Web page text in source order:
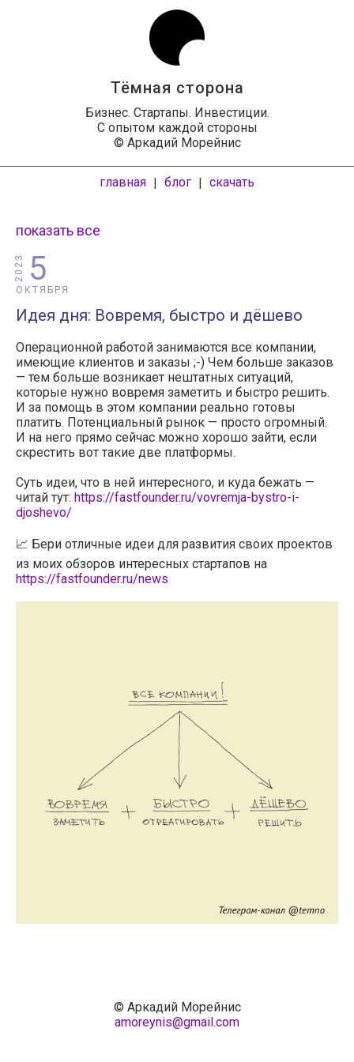
Тёмная сторона
Бизнес. Стартапы. Инвестиции.
С опытом каждой стороны
© Аркадий Морейнис
главная | блог | скачать
показать все
5
ОКТЯБРЯ
2023
Идея дня: Вовремя, быстро и дёшево
Операционной работой занимаются все компании,
имеющие клиентов и заказы ;-) Чем больше заказов
— тем больше возникает нештатных ситуаций,
которые нужно вовремя заметить и быстро решить.
И за помощь в этом компании реально готовы
платить. Потенциальный рынок — просто огромный.
И на него прямо сейчас можно хорошо зайти, если
скрестить вот такие две платформы.
Суть идеи, что в ней интересного, и куда бежать —
читай тут: https://fastfounder.ru/vovremja-bystro-i-
djoshevo/
📈 Бери отличные идеи для развития своих проектов
из моих обзоров интересных стартапов на
https://fastfounder.ru/news
© Аркадий Морейнис
amoreynis@gmail.com